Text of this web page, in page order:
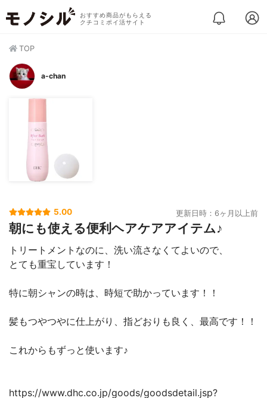
おすすめ商品がもらえる
クチコミポイ活サイト
TOP
a-chan
5.00 更新日時：6ヶ月以上前
朝にも使える便利ヘアケアアイテム♪
トリートメントなのに、洗い流さなくてよいので、
とても重宝しています！
特に朝シャンの時は、時短で助かっています！！
髪もつやつやに仕上がり、指どおりも良く、最高です！！
これからもずっと使います♪
https://www.dhc.co.jp/goods/goodsdetail.jsp?